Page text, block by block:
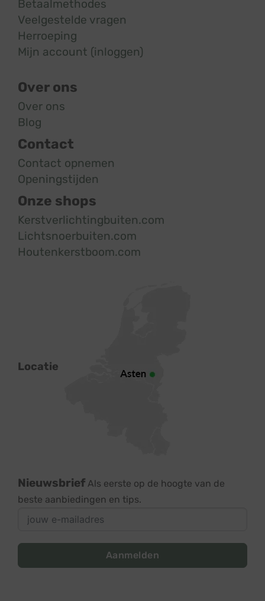
Betaalmethodes
Veelgestelde vragen
Herroeping
Mijn account (inloggen)
Over ons
Over ons
Blog
Contact
Contact opnemen
Openingstijden
Onze shops
Kerstverlichtingbuiten.com
Lichtsnoerbuiten.com
Houtenkerstboom.com
Locatie
Nieuwsbrief Als eerste op de hoogte van de
beste aanbiedingen en tips.
Aanmelden